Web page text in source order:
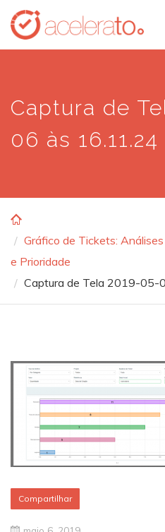
Skip
main
Captura de
06 às 16.11.24
Gráfico de Tickets:
e Prioridade
Captura de Tela 2019-05-
Compartilhar